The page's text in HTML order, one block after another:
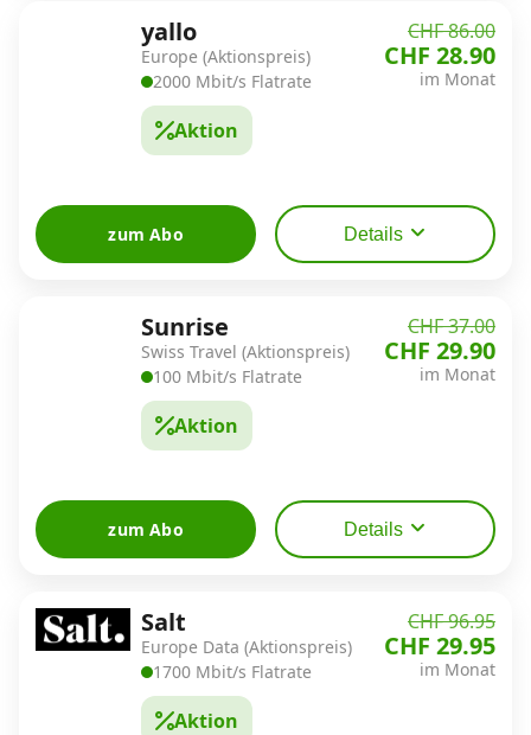
yallo
Europe (Aktionspreis)
2000 Mbit/s Flatrate
Aktion
CHF 86.00
CHF 28.90
im Monat
zum Abo Details
Sunrise
Swiss Travel (Aktionspreis)
100 Mbit/s Flatrate
Aktion
CHF 37.00
CHF 29.90
im Monat
zum Abo Details
Salt
Europe Data (Aktionspreis)
1700 Mbit/s Flatrate
Aktion
CHF 96.95
CHF 29.95
im Monat